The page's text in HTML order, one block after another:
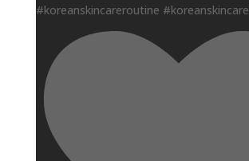
#koreanskincareroutine #koreanskincare